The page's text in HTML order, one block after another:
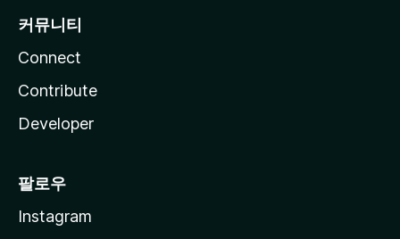
커뮤니티
Connect
Contribute
Developer
팔로우
Instagram